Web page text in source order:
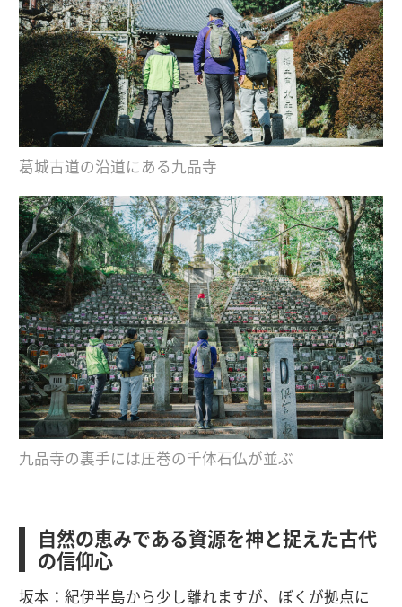
葛城古道の沿道にある九品寺
九品寺の裏手には圧巻の千体石仏が並ぶ
自然の恵みである資源を神と捉えた古代
の信仰心
坂本：紀伊半島から少し離れますが、ぼくが拠点に